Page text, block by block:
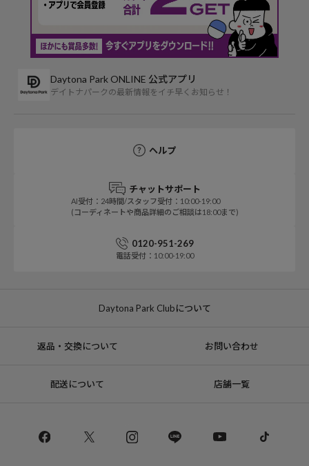
Daytona Park ONLINE 公式アプリ
デイトナパークの最新情報をイチ早くお知らせ！
ヘルプ
チャットサポート
AI受付：24時間/スタッフ受付：10:00-19:00
(コーディネートや商品詳細のご相談は18:00まで)
0120-951-269
電話受付：10:00-19:00
Daytona Park Clubについて
返品・交換について お問い合わせ
配送について 店舗一覧